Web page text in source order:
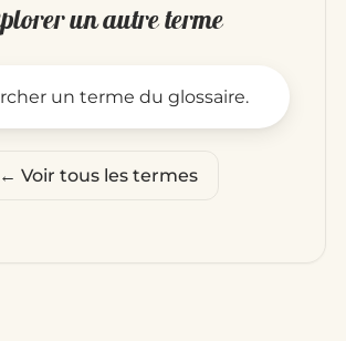
un autre terme
← Voir tous les termes